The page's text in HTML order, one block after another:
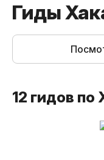
Гиды
12 гидов по